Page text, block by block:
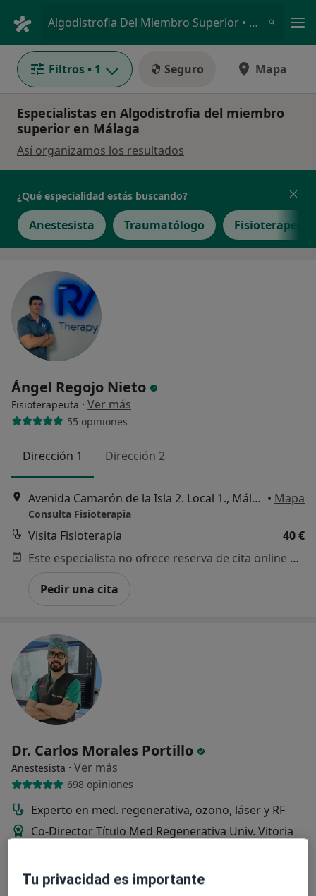
Algodistrofia Del Miembro Superior • Málaga, Málaga
Filtros • 1 Seguro Mapa
Especialistas en Algodistrofia del miembro
superior en Málaga
Así organizamos los resultados
¿Qué especialidad estás buscando?
Anestesista Traumatólogo Fisioterapeuta
Ángel Regojo Nieto
Fisioterapeuta · Ver más
55 opiniones
Dirección 1 Dirección 2
Avenida Camarón de la Isla 2. Local 1., Málaga • Mapa
Consulta Fisioterapia
Visita Fisioterapia
40 €
Este especialista no ofrece reserva de cita online en esta dirección.
Pedir una cita
Dr. Carlos Morales Portillo
Anestesista · Ver más
698 opiniones
Experto en med. regenerativa, ozono, láser y RF
Co-Director Título Med Regenerativa Univ. Vitoria
Dirección 1
Dirección 2 Online
Tu privacidad es importante